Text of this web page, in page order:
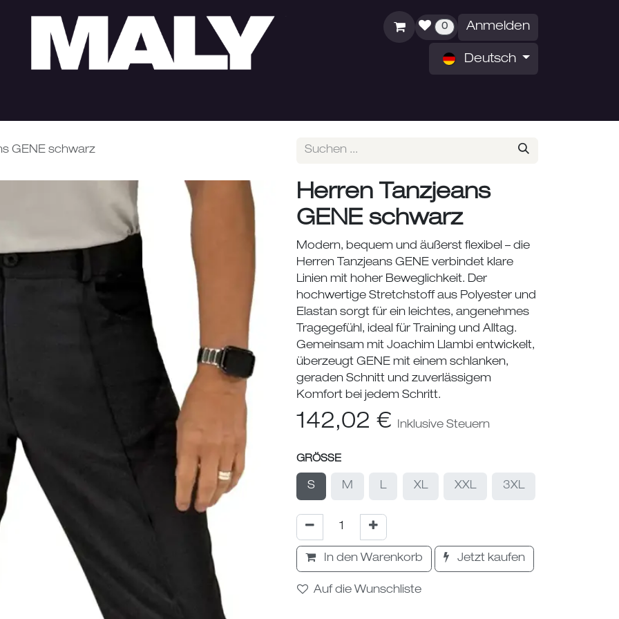
0 Anmelden
Deutsch
GENE schwarz
Herren Tanzjeans
GENE schwarz
Modern, bequem und äußerst flexibel – die
Herren Tanzjeans GENE verbindet klare
Linien mit hoher Beweglichkeit. Der
hochwertige Stretchstoff aus Polyester und
Elastan sorgt für ein leichtes, angenehmes
Tragegefühl, ideal für Training und Alltag.
Gemeinsam mit Joachim Llambi entwickelt,
überzeugt GENE mit einem schlanken,
geraden Schnitt und zuverlässigem
Komfort bei jedem Schritt.
142,02 € Inklusive Steuern
GRÖSSE
S M L XL XXL 3XL
In den Warenkorb Jetzt kaufen
Auf die Wunschliste